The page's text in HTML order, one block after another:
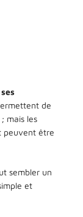
de
mais les
peuvent être
sembler un
et